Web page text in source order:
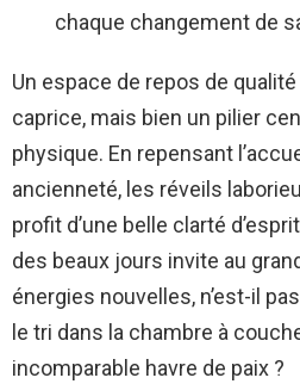
chaque changement de
Un espace de repos de
caprice, mais bien un pilier
physique. En repensant
ancienneté, les réveils
profit d’une belle clarté
des beaux jours invite au
énergies nouvelles, n’est-il
le tri dans la chambre à
incomparable havre de paix ?